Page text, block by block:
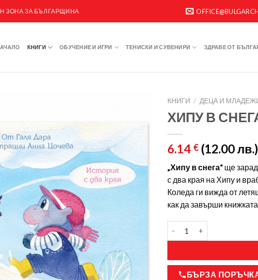
ЗОНА ЗА БЪЛГАРЩИНА
КНИГИ ОБУЧЕНИЕ И ИГРИ ТЕНИСКИ И СУВЕНИРИ ЗДРАВЕ ОТ
КНИГИ / ДЕЦА И
ХИПУ В
6.14 € (12.00 лв.)
„Хипу в снега“ ще
с два края на Хипу и
Коледа ги вижда от
как да завърши книжката.
БЪРЗА